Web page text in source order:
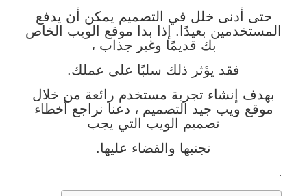
حتى أدنى خلل في التصميم يمكن أن يدفع
المستخدمين بعيدًا. إذا بدا موقع الويب الخاص
بك قديمًا وغير جذاب ،
فقد يؤثر ذلك سلبًا على عملك.
بهدف إنشاء تجربة مستخدم رائعة من خلال
موقع ويب جيد التصميم ، دعنا نراجع أخطاء
تصميم الويب التي يجب
تجنبها والقضاء عليها.
.